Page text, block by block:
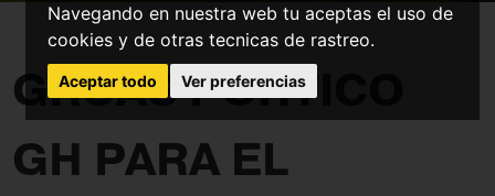
Navegando en nuestra web tu aceptas el uso de
cookies y de otras tecnicas de rastreo.
Aceptar todo Ver preferencias
GRÚAS PÓRTICO
GH PARA EL